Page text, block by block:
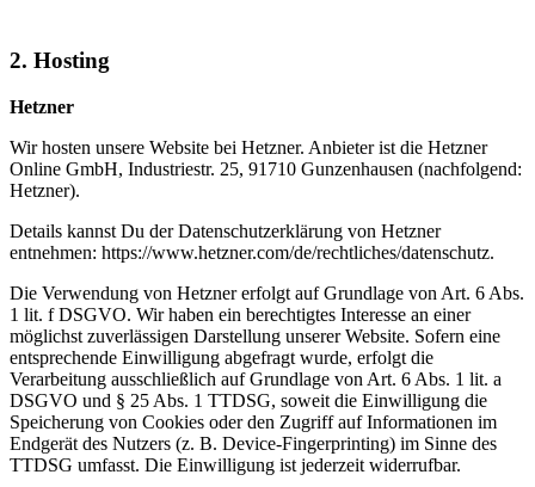
2. Hosting
Hetzner
Wir hosten unsere Website bei Hetzner. Anbieter ist die Hetzner
Online GmbH, Industriestr. 25, 91710 Gunzenhausen (nachfolgend:
Hetzner).
Details kannst Du der Datenschutzerklärung von Hetzner
entnehmen: https://www.hetzner.com/de/rechtliches/datenschutz.
Die Verwendung von Hetzner erfolgt auf Grundlage von Art. 6 Abs.
1 lit. f DSGVO. Wir haben ein berechtigtes Interesse an einer
möglichst zuverlässigen Darstellung unserer Website. Sofern eine
entsprechende Einwilligung abgefragt wurde, erfolgt die
Verarbeitung ausschließlich auf Grundlage von Art. 6 Abs. 1 lit. a
DSGVO und § 25 Abs. 1 TTDSG, soweit die Einwilligung die
Speicherung von Cookies oder den Zugriff auf Informationen im
Endgerät des Nutzers (z. B. Device-Fingerprinting) im Sinne des
TTDSG umfasst. Die Einwilligung ist jederzeit widerrufbar.